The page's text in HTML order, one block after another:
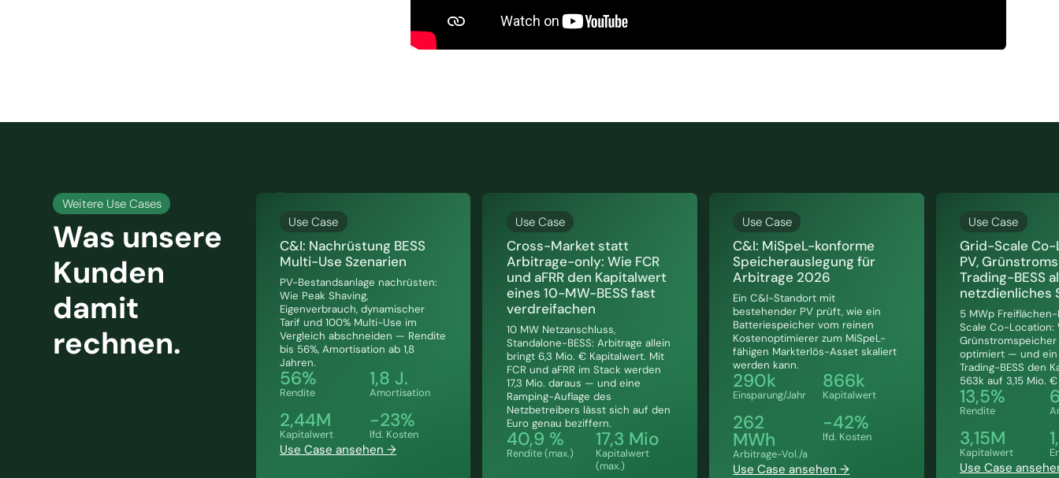
Weitere Use Cases
Was unsere
Kunden
damit
rechnen.
Use Case
C&I: Nachrüstung BESS
Multi-Use Szenarien
PV-Bestandsanlage nachrüsten:
Wie Peak Shaving,
Eigenverbrauch, dynamischer
Tarif und 100% Multi-Use im
Vergleich abschneiden — Rendite
bis 56%, Amortisation ab 1,8
Jahren.
56%
Rendite
1,8 J.
Amortisation
2,44M
Kapitalwert
-23%
lfd. Kosten
Use Case ansehen →
Use Case
Cross-Market statt
Arbitrage-only: Wie FCR
und aFRR den Kapitalwert
eines 10-MW-BESS fast
verdreifachen
10 MW Netzanschluss,
Standalone-BESS: Arbitrage allein
bringt 6,3 Mio. € Kapitalwert. Mit
FCR und aFRR im Stack werden
17,3 Mio. daraus — und eine
Ramping-Auflage des
Netzbetreibers lässt sich auf den
Euro genau beziffern.
40,9 %
Rendite (max.)
17,3 Mio
Kapitalwert
(max.)
Use Case
C&I: MiSpeL-konforme
Speicherauslegung für
Arbitrage 2026
Ein C&I-Standort mit
bestehender PV prüft, wie ein
Batteriespeicher vom reinen
Kostenoptimierer zum MiSpeL-
fähigen Markterlös-Asset skaliert
werden kann.
290k
Einsparung/Jahr
866k
Kapitalwert
262
MWh
Arbitrage-Vol./a
-42%
lfd. Kosten
Use Case ansehen →
Use Case
Grid-Scale
PV,
Trading-BESS
netzdienliches
5 MWp
Scale Co-Location:
Grünstromspeicher
optimiert — und ein
Trading-BESS den
563k auf 3,15 Mio.
13,5%
Rendite
3,15M
Kapitalwert
Use Case